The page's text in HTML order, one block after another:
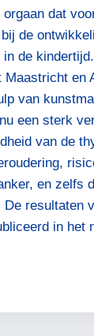
dat
de
de
Maastricht en
van
een sterk
van de
en zelfs
De resultaten
in het